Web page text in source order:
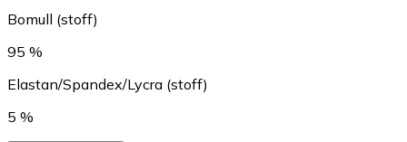
Bomull (stoff)
95 %
Elastan/Spandex/Lycra (stoff)
5 %